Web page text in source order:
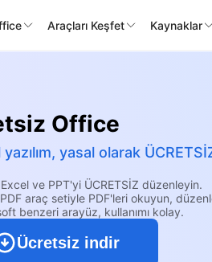
Araçları Keşfet Kaynaklar
Office
yazılım, yasal olarak
ve PPT'yi ÜCRETSİZ düzenleyin.
araç setiyle PDF'leri okuyun,
benzeri arayüz, kullanımı kolay.
Ücretsiz indir